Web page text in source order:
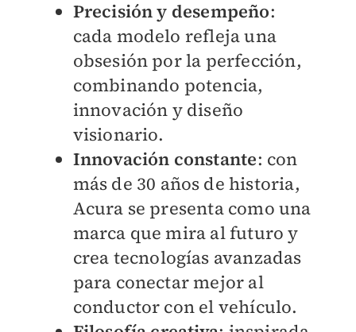
Precisión y desempeño:
cada modelo refleja una
obsesión por la perfección,
combinando potencia,
innovación y diseño
visionario.
Innovación constante: con
más de 30 años de historia,
Acura se presenta como una
marca que mira al futuro y
crea tecnologías avanzadas
para conectar mejor al
conductor con el vehículo.